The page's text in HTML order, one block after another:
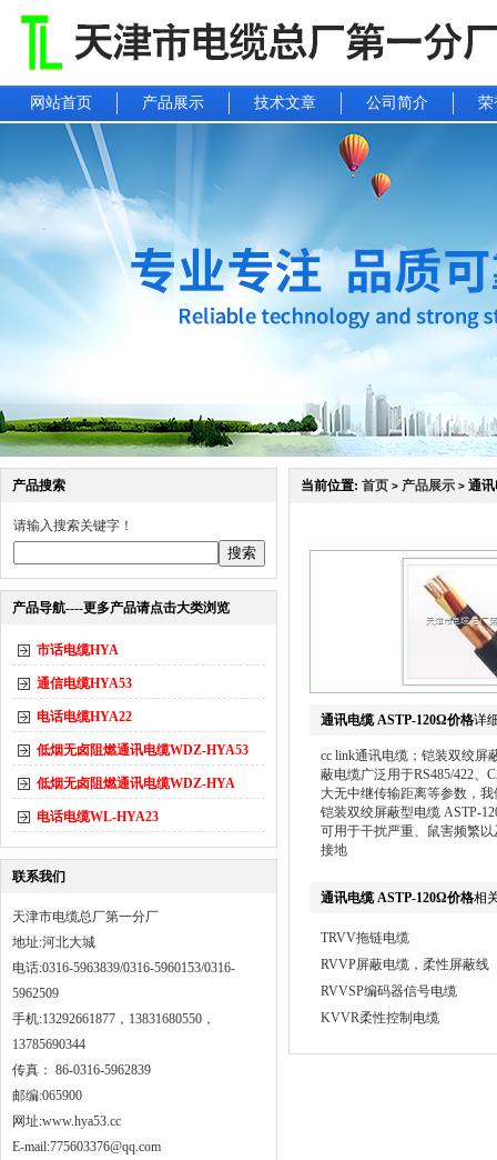
网站首页 产品展示 技术文章 公司简介 荣
产品搜索
请输入搜索关键字！
产品导航----更多产品请点击大类浏览
市话电缆HYA
通信电缆HYA53
电话电缆HYA22
低烟无卤阻燃通讯电缆WDZ-HYA53
低烟无卤阻燃通讯电缆WDZ-HYA
电话电缆WL-HYA23
联系我们
天津市电缆总厂第一分厂
地址:河北大城
电话:0316-5963839/0316-5960153/0316-
5962509
手机:13292661877，13831680550，
13785690344
传真： 86-0316-5962839
邮编:065900
网址:www.hya53.cc
E-mail:775603376@qq.com
当前位置: 首页 > 产品展示 > 通
通讯电缆 ASTP-120Ω价格详
cc link通讯电缆；铠装双绞屏
蔽电缆广泛用于RS485/422
大无中继传输距离等参数，
铠装双绞屏蔽型电缆 ASTP-
可用于干扰严重、鼠害频繁
接地
通讯电缆 ASTP-120Ω价格相
TRVV拖链电缆
RVVP屏蔽电缆，柔性屏蔽线
RVVSP编码器信号电缆
KVVR柔性控制电缆